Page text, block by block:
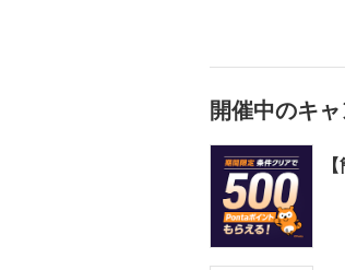
開催中のキ